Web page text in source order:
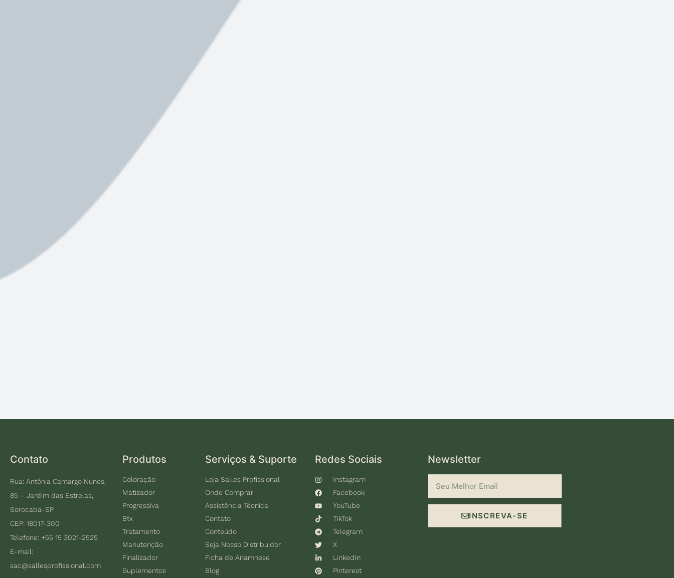
Contato
Rua: Antônia Camargo Nunes,
85 – Jardim das Estrelas,
Sorocaba-SP
CEP: 18017-300
Telefone: +55 15 3021-2525
E-mail:
sac@sallesprofissional.com
Produtos
Coloração
Matizador
Progressiva
Btx
Tratamento
Manutenção
Finalizador
Suplementos
Serviços & Suporte
Loja Salles Profissional
Onde Comprar
Assistência Técnica
Contato
Conteúdo
Seja Nosso Distribuidor
Ficha de Anamnese
Blog
Redes Sociais
Instagram
Facebook
YouTube
TikTok
Telegram
X
LinkedIn
Pinterest
Newsletter
INSCREVA-SE